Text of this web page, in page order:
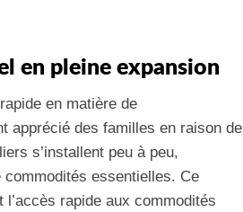
en pleine expansion
en matière de
apprécié des familles en raison de
s’installent peu à peu,
essentielles. Ce
rapide aux commodités